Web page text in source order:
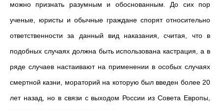
можно признать разумным и обоснованным. До сих пор
ученые, юристы и обычные граждане спорят относительно
ответственности за данный вид наказания, считая, что в
подобных случаях должна быть использована кастрация, а в
ряде случаев настаивают на применении в особых случаях
смертной казни, мораторий на которую был введен более 20
лет назад, но в связи с выходом России из Совета Европы,